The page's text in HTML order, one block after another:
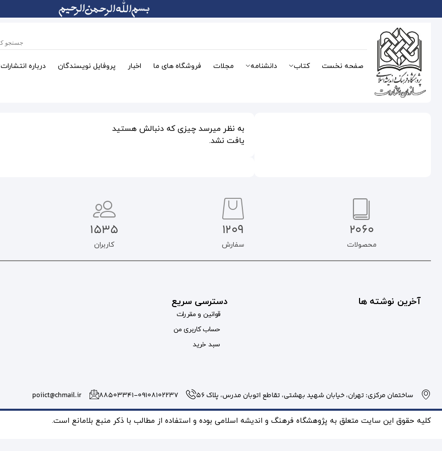
صفحه نخست کتاب دانشنامه مجلات فروشگاه های ما اخبار پروفایل نویسندگان درباره انتشارات
به نظر میرسد چیزی که دنبالش هستید
یافت نشد.
2060
محصولات
1209
سفارش
1535
کاربران
آخرین نوشته ها دسترسی سریع
قوانین و مقررات
حساب کاربری من
سبد خرید
ساختمان مرکزی: تهران، خیابان شهید بهشتی، تقاطع اتوبان مدرس، پلاک 56 ۸۸۵۰۳۳۴۱-09108102237 poiict@chmail.ir
کلیه حقوق این سایت متعلق به پژوهشگاه فرهنگ و انديشه اسلامی بوده و استفاده از مطالب با ذکر منبع بلامانع است.